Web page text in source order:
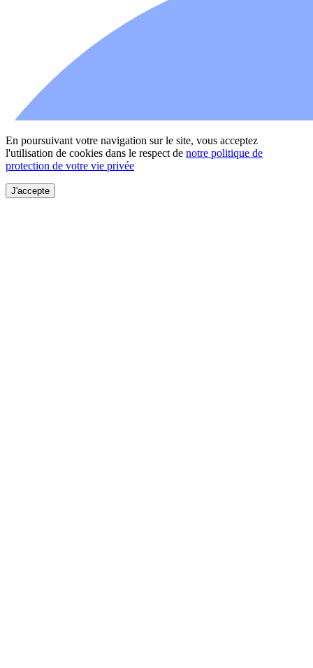
En poursuivant votre navigation sur le site, vous acceptez
l'utilisation de cookies dans le respect de notre politique de
protection de votre vie privée
J'accepte